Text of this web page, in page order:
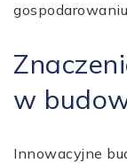
w
Innowacyjne